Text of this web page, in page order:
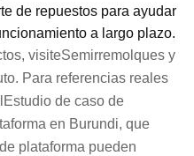
de repuestos para ayudar
a largo plazo.
visiteSemirremolques y
. Para referencias reales
Estudio de caso de
en Burundi, que
plataforma pueden